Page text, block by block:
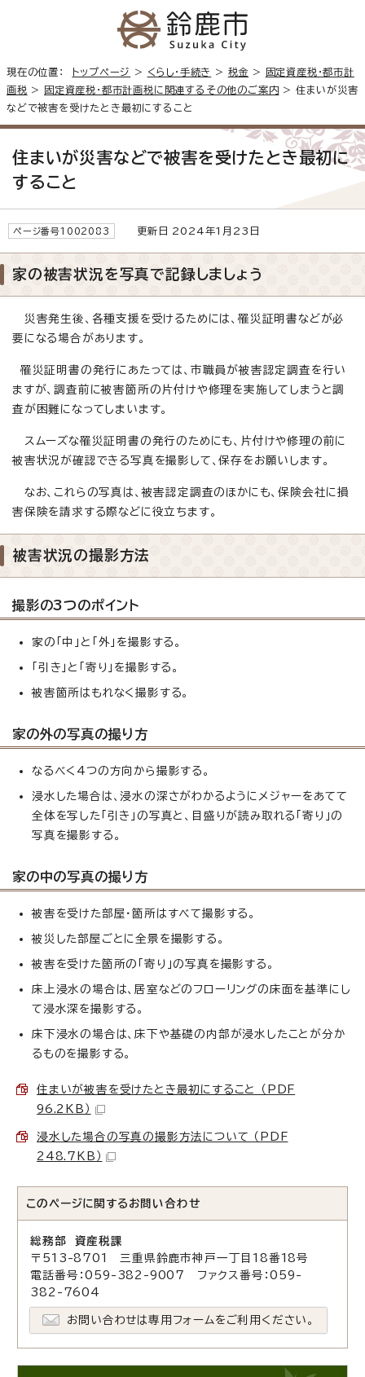
現在の位置： トップページ > くらし・手続き > 税金 >
固定資産税・都市計
画税 > 固定資産税・都市計画税に関連するその他のご案内 > 住まいが災害
などで被害を受けたとき最初にすること
住まいが災害などで被害を受けたとき最初に
すること
ページ番号1002083 更新日 2024年1月23日
家の被害状況を写真で記録しましょう
災害発生後、各種支援を受けるためには、罹災証明書などが必
要になる場合があります。
罹災証明書の発行にあたっては、市職員が被害認定調査を行い
ますが、調査前に被害箇所の片付けや修理を実施してしまうと調
査が困難になってしまいます。
スムーズな罹災証明書の発行のためにも、片付けや修理の前に
被害状況が確認できる写真を撮影して、保存をお願いします。
なお、これらの写真は、被害認定調査のほかにも、保険会社に損
害保険を請求する際などに役立ちます。
被害状況の撮影方法
撮影の3つのポイント
家の「中」と「外」を撮影する。
「引き」と「寄り」を撮影する。
被害箇所はもれなく撮影する。
家の外の写真の撮り方
なるべく4つの方向から撮影する。
浸水した場合は、浸水の深さがわかるようにメジャーをあてて
全体を写した「引き」の写真と、目盛りが読み取れる「寄り」の
写真を撮影する。
家の中の写真の撮り方
被害を受けた部屋・箇所はすべて撮影する。
被災した部屋ごとに全景を撮影する。
被害を受けた箇所の「寄り」の写真を撮影する。
床上浸水の場合は、居室などのフローリングの床面を基準にし
て浸水深を撮影する。
床下浸水の場合は、床下や基礎の内部が浸水したことが分か
るものを撮影する。
住まいが被害を受けたとき最初にすること （PDF
96.2KB）
浸水した場合の写真の撮影方法について （PDF
248.7KB）
このページに関する お問い合わせ
総務部 資産税課
〒513-8701 三重県鈴鹿市神戸一丁目18番18号
電話番号：059-382-9007 ファクス番号：059-
382-7604
お問い合わせは専用フォームをご利用ください。